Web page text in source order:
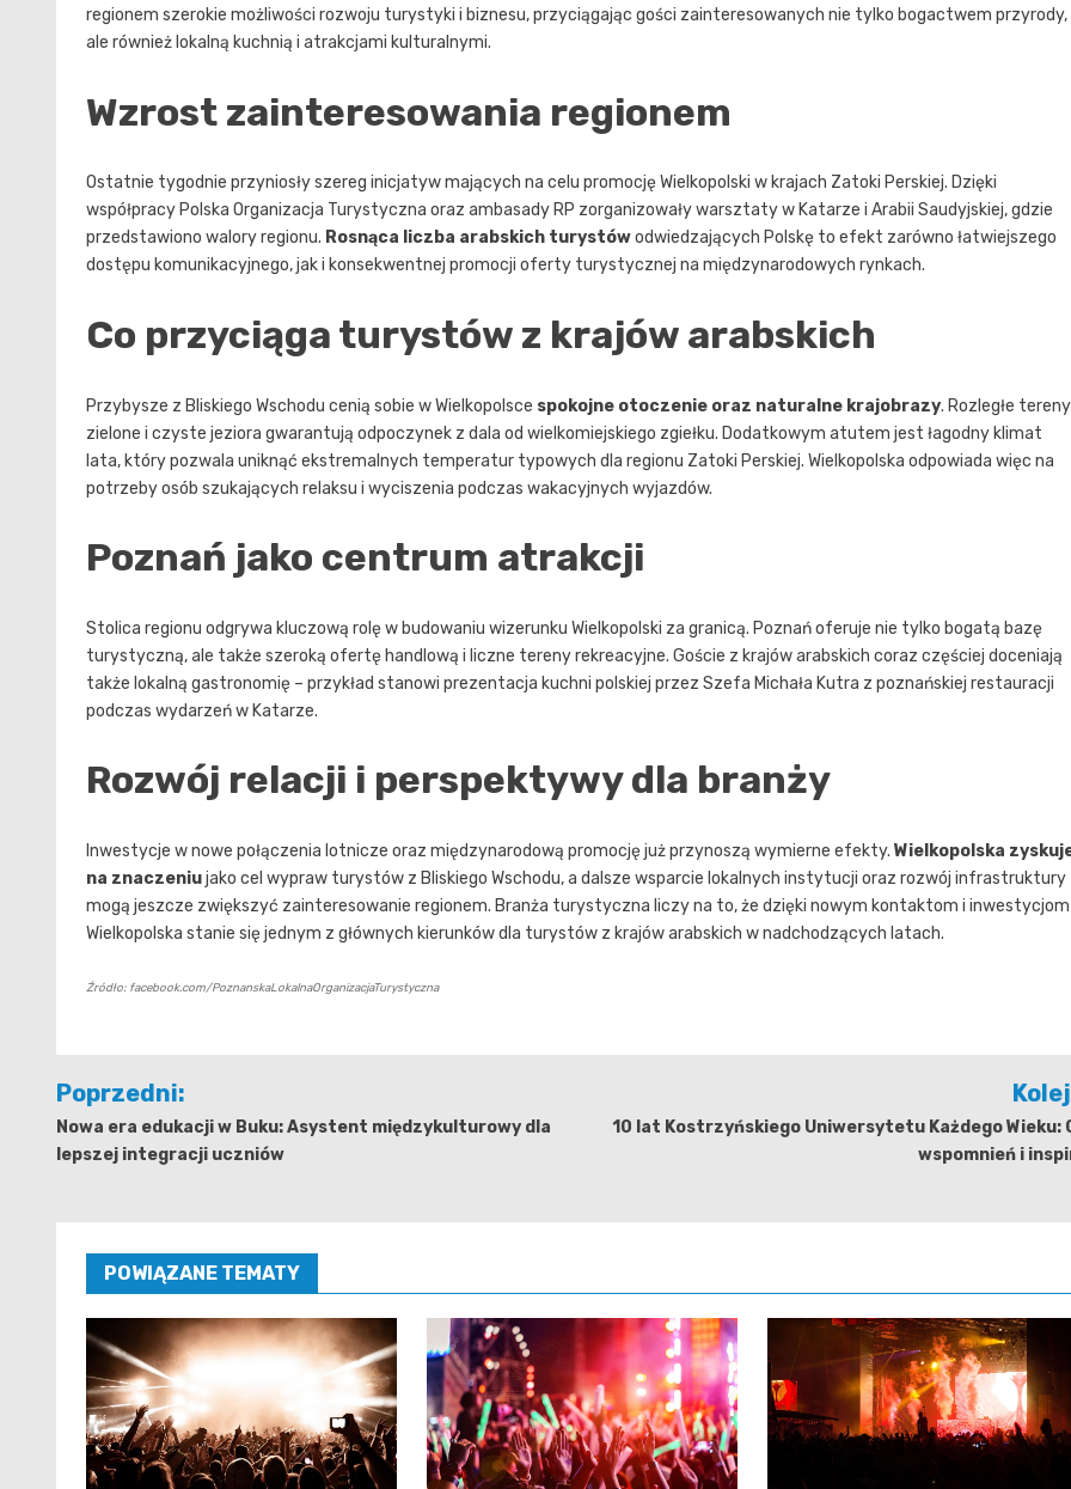
regionem szerokie możliwości rozwoju turystyki i biznesu, przyciągając gości zainteresowanych nie tylko bogactwem przyrody,
ale również lokalną kuchnią i atrakcjami kulturalnymi.
Wzrost zainteresowania regionem
Ostatnie tygodnie przyniosły szereg inicjatyw mających na celu promocję Wielkopolski w krajach Zatoki Perskiej. Dzięki
współpracy Polska Organizacja Turystyczna oraz ambasady RP zorganizowały warsztaty w Katarze i Arabii Saudyjskiej, gdzie
przedstawiono walory regionu. Rosnąca liczba arabskich turystówodwiedzających Polskę to efekt zarówno łatwiejszego
dostępu komunikacyjnego, jak i konsekwentnej promocji oferty turystycznej na międzynarodowych rynkach.
Co przyciąga turystów z krajów arabskich
Przybysze z Bliskiego Wschodu cenią sobie w Wielkopolsce spokojne otoczenie oraz naturalne krajobrazy. Rozległe tereny
zielone i czyste jeziora gwarantują odpoczynek z dala od wielkomiejskiego zgiełku. Dodatkowym atutem jest łagodny klimat
lata, który pozwala uniknąć ekstremalnych temperatur typowych dla regionu Zatoki Perskiej. Wielkopolska odpowiada więc na
potrzeby osób szukających relaksu i wyciszenia podczas wakacyjnych wyjazdów.
Poznań jako centrum atrakcji
Stolica regionu odgrywa kluczową rolę w budowaniu wizerunku Wielkopolski za granicą. Poznań oferuje nie tylko bogatą bazę
turystyczną, ale także szeroką ofertę handlową i liczne tereny rekreacyjne. Goście z krajów arabskich coraz częściej doceniają
także lokalną gastronomię – przykład stanowi prezentacja kuchni polskiej przez Szefa Michała Kutra z poznańskiej restauracji
podczas wydarzeń w Katarze.
Rozwój relacji i perspektywy dla branży
Inwestycje w nowe połączenia lotnicze oraz międzynarodową promocję już przynoszą wymierne efekty. Wielkopolska
na znaczeniujako cel wypraw turystów z Bliskiego Wschodu, a dalsze wsparcie lokalnych instytucji oraz rozwój infrastruktury
mogą jeszcze zwiększyć zainteresowanie regionem. Branża turystyczna liczy na to, że dzięki nowym kontaktom i inwestycjom
Wielkopolska stanie się jednym z głównych kierunków dla turystów z krajów arabskich w nadchodzących latach.
Źródło: facebook.com/PoznanskaLokalnaOrganizacjaTurystyczna
Nawigacja
wpisu
Poprzedni:
Nowa era edukacji w Buku: Asystent międzykulturowy dla
lepszej integracji uczniów
10 lat Kostrzyńskiego Uniwersytetu Każdego Wieku:
wspomnień i
POWIĄZANE TEMATY